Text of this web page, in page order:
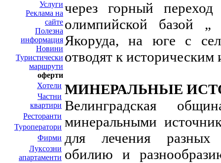
Услуги
Реклама на
сайте
Полезна
информация
Новини
Туристически
маршрути
оферти
Хотели
Частни
квартири
Ресторанти
Туроператори
Фирми
Луксозни
апартаменти
через горный
олимпийской базой
Якоруда, на юге с
отводят к
МИНЕРАЛЬНЬIЕ
Велинградская
минеральными
для лечения разных
обилию и